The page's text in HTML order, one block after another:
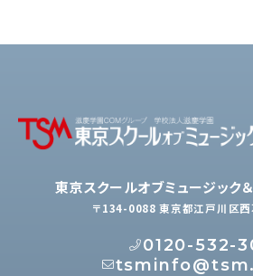
東京スクールオブミュージック
〒134-0088 東京都江戸川区
0120-532-